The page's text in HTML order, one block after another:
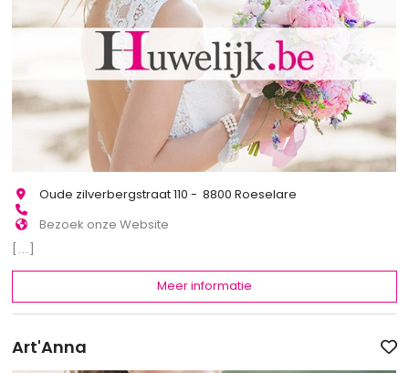
Oude zilverbergstraat 110 - 8800 Roeselare
Bezoek onze Website
[...]
Meer informatie
Art'Anna